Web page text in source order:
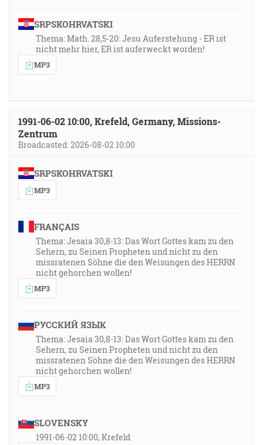
SRPSKOHRVATSKI
Thema: Math. 28,5-20: Jesu Auferstehung - ER ist
nicht mehr hier, ER ist auferweckt worden!
MP3
1991-06-02 10:00, Krefeld, Germany, Missions-
Zentrum
Broadcasted: 2026-08-02 10:00
SRPSKOHRVATSKI
MP3
FRANÇAIS
Thema: Jesaia 30,8-13: Das Wort Gottes kam zu den
Sehern, zu Seinen Propheten und nicht zu den
missratenen Söhne die den Weisungen des HERRN
nicht gehorchen wollen!
MP3
РУССКИЙ ЯЗЫК
Thema: Jesaia 30,8-13: Das Wort Gottes kam zu den
Sehern, zu Seinen Propheten und nicht zu den
missratenen Söhne die den Weisungen des HERRN
nicht gehorchen wollen!
MP3
SLOVENSKY
1991-06-02 10:00, Krefeld